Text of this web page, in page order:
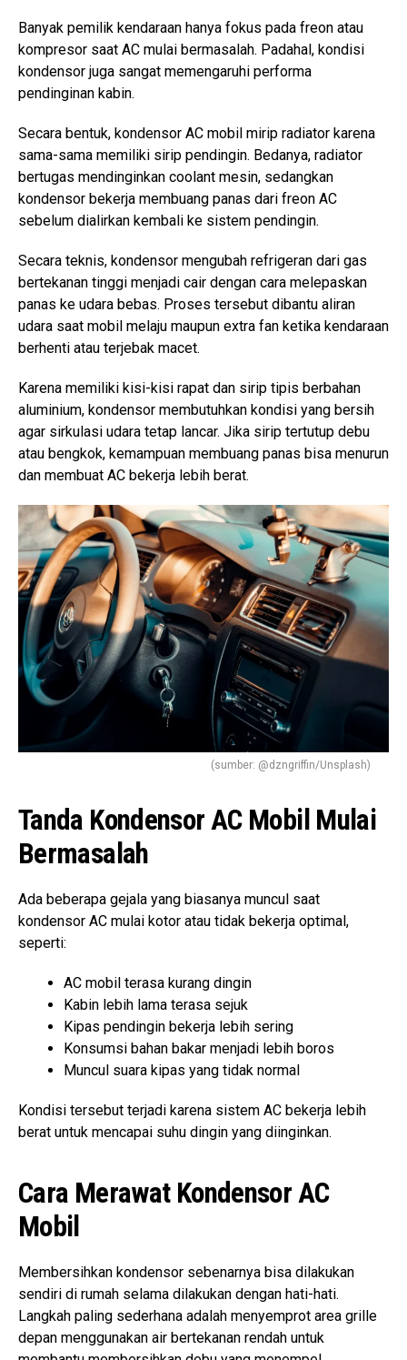
Banyak pemilik kendaraan hanya fokus pada freon atau
kompresor saat AC mulai bermasalah. Padahal, kondisi
kondensor juga sangat memengaruhi performa
pendinginan kabin.
Secara bentuk, kondensor AC mobil mirip radiator karena
sama-sama memiliki sirip pendingin. Bedanya, radiator
bertugas mendinginkan coolant mesin, sedangkan
kondensor bekerja membuang panas dari freon AC
sebelum dialirkan kembali ke sistem pendingin.
Secara teknis, kondensor mengubah refrigeran dari gas
bertekanan tinggi menjadi cair dengan cara melepaskan
panas ke udara bebas. Proses tersebut dibantu aliran
udara saat mobil melaju maupun extra fan ketika kendaraan
berhenti atau terjebak macet.
Karena memiliki kisi-kisi rapat dan sirip tipis berbahan
aluminium, kondensor membutuhkan kondisi yang bersih
agar sirkulasi udara tetap lancar. Jika sirip tertutup debu
atau bengkok, kemampuan membuang panas bisa menurun
dan membuat AC bekerja lebih berat.
(sumber: @dzngriffin/Unsplash)
Tanda Kondensor AC Mobil Mulai
Bermasalah
Ada beberapa gejala yang biasanya muncul saat
kondensor AC mulai kotor atau tidak bekerja optimal,
seperti:
AC mobil terasa kurang dingin
Kabin lebih lama terasa sejuk
Kipas pendingin bekerja lebih sering
Konsumsi bahan bakar menjadi lebih boros
Muncul suara kipas yang tidak normal
Kondisi tersebut terjadi karena sistem AC bekerja lebih
berat untuk mencapai suhu dingin yang diinginkan.
Cara Merawat Kondensor AC
Mobil
Membersihkan kondensor sebenarnya bisa dilakukan
sendiri di rumah selama dilakukan dengan hati-hati.
Langkah paling sederhana adalah menyemprot area grille
depan menggunakan air bertekanan rendah untuk